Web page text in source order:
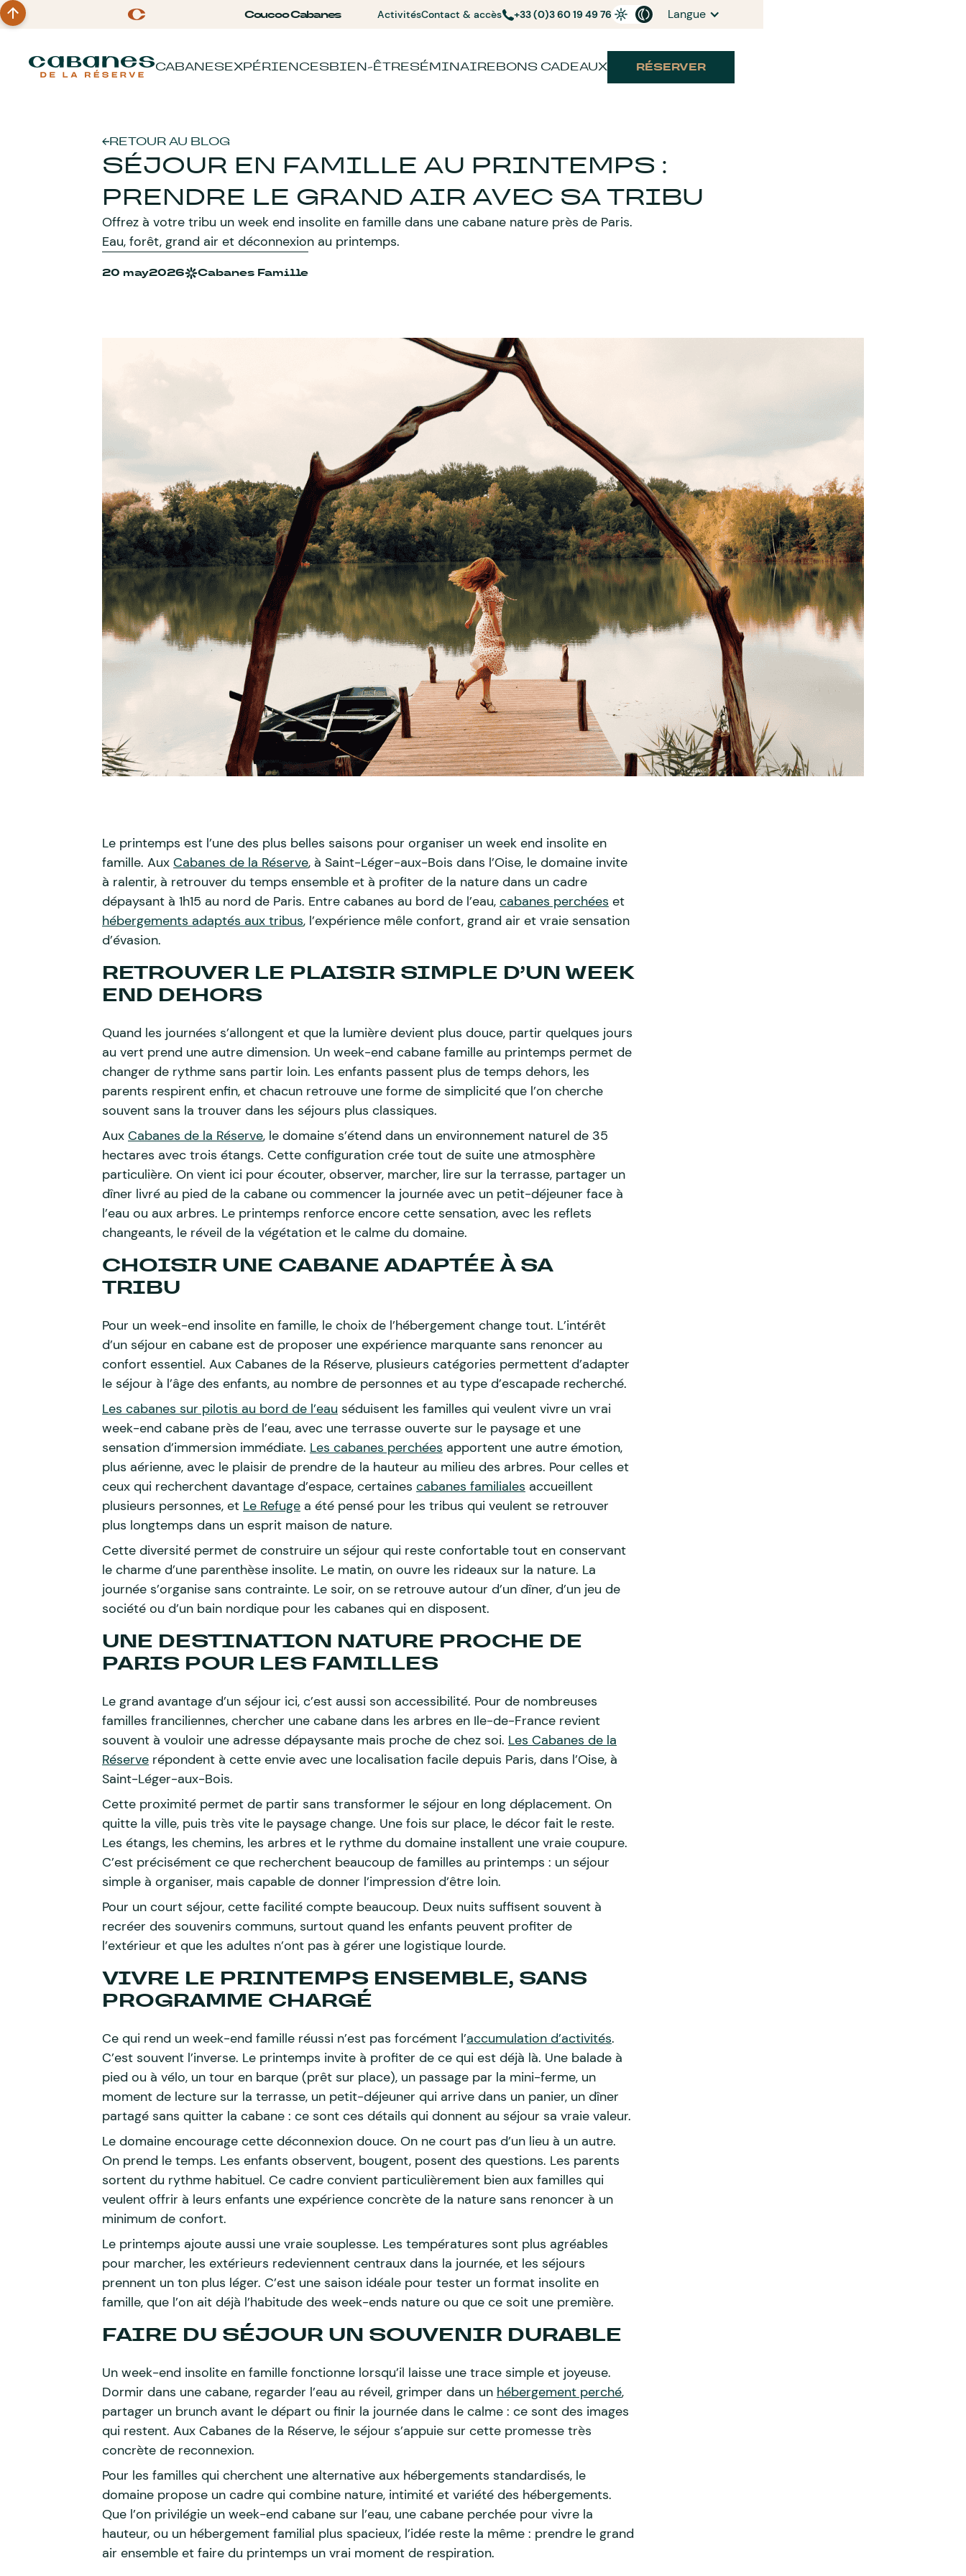
Coucoo Cabanes ActivitésContact & accès +33 (0)3 60 19 49 76 Langue
CABANESEXPÉRIENCESBIEN-ÊTRESÉMINAIREBONS CADEAUX RÉSERVER
RETOUR AU BLOG
SÉJOUR EN FAMILLE AU PRINTEMPS :
PRENDRE LE GRAND AIR AVEC SA TRIBU
Offrez à votre tribu un week end insolite en famille dans une cabane nature près de Paris.
Eau, forêt, grand air et déconnexion au printemps.
20 may2026 Cabanes Famille
Le printemps est l’une des plus belles saisons pour organiser un week end insolite en
famille. Aux Cabanes de la Réserve, à Saint-Léger-aux-Bois dans l’Oise, le domaine invite
à ralentir, à retrouver du temps ensemble et à profiter de la nature dans un cadre
dépaysant à 1h15 au nord de Paris. Entre cabanes au bord de l’eau, cabanes perchées et
hébergements adaptés aux tribus, l’expérience mêle confort, grand air et vraie sensation
d’évasion.
RETROUVER LE PLAISIR SIMPLE D’UN WEEK
END DEHORS
Quand les journées s’allongent et que la lumière devient plus douce, partir quelques jours
au vert prend une autre dimension. Un week-end cabane famille au printemps permet de
changer de rythme sans partir loin. Les enfants passent plus de temps dehors, les
parents respirent enfin, et chacun retrouve une forme de simplicité que l’on cherche
souvent sans la trouver dans les séjours plus classiques.
Aux Cabanes de la Réserve, le domaine s’étend dans un environnement naturel de 35
hectares avec trois étangs. Cette configuration crée tout de suite une atmosphère
particulière. On vient ici pour écouter, observer, marcher, lire sur la terrasse, partager un
dîner livré au pied de la cabane ou commencer la journée avec un petit-déjeuner face à
l’eau ou aux arbres. Le printemps renforce encore cette sensation, avec les reflets
changeants, le réveil de la végétation et le calme du domaine.
CHOISIR UNE CABANE ADAPTÉE À SA
TRIBU
Pour un week-end insolite en famille, le choix de l’hébergement change tout. L’intérêt
d’un séjour en cabane est de proposer une expérience marquante sans renoncer au
confort essentiel. Aux Cabanes de la Réserve, plusieurs catégories permettent d’adapter
le séjour à l’âge des enfants, au nombre de personnes et au type d’escapade recherché.
Les cabanes sur pilotis au bord de l’eau séduisent les familles qui veulent vivre un vrai
week-end cabane près de l’eau, avec une terrasse ouverte sur le paysage et une
sensation d’immersion immédiate. Les cabanes perchées apportent une autre émotion,
plus aérienne, avec le plaisir de prendre de la hauteur au milieu des arbres. Pour celles et
ceux qui recherchent davantage d’espace, certaines cabanes familiales accueillent
plusieurs personnes, et Le Refuge a été pensé pour les tribus qui veulent se retrouver
plus longtemps dans un esprit maison de nature.
Cette diversité permet de construire un séjour qui reste confortable tout en conservant
le charme d’une parenthèse insolite. Le matin, on ouvre les rideaux sur la nature. La
journée s’organise sans contrainte. Le soir, on se retrouve autour d’un dîner, d’un jeu de
société ou d’un bain nordique pour les cabanes qui en disposent.
UNE DESTINATION NATURE PROCHE DE
PARIS POUR LES FAMILLES
Le grand avantage d’un séjour ici, c’est aussi son accessibilité. Pour de nombreuses
familles franciliennes, chercher une cabane dans les arbres en Ile-de-France revient
souvent à vouloir une adresse dépaysante mais proche de chez soi. Les Cabanes de la
Réserve répondent à cette envie avec une localisation facile depuis Paris, dans l’Oise, à
Saint-Léger-aux-Bois.
Cette proximité permet de partir sans transformer le séjour en long déplacement. On
quitte la ville, puis très vite le paysage change. Une fois sur place, le décor fait le reste.
Les étangs, les chemins, les arbres et le rythme du domaine installent une vraie coupure.
C’est précisément ce que recherchent beaucoup de familles au printemps : un séjour
simple à organiser, mais capable de donner l’impression d’être loin.
Pour un court séjour, cette facilité compte beaucoup. Deux nuits suffisent souvent à
recréer des souvenirs communs, surtout quand les enfants peuvent profiter de
l’extérieur et que les adultes n’ont pas à gérer une logistique lourde.
VIVRE LE PRINTEMPS ENSEMBLE, SANS
PROGRAMME CHARGÉ
Ce qui rend un week-end famille réussi n’est pas forcément l’accumulation d’activités.
C’est souvent l’inverse. Le printemps invite à profiter de ce qui est déjà là. Une balade à
pied ou à vélo, un tour en barque (prêt sur place), un passage par la mini-ferme, un
moment de lecture sur la terrasse, un petit-déjeuner qui arrive dans un panier, un dîner
partagé sans quitter la cabane : ce sont ces détails qui donnent au séjour sa vraie valeur.
Le domaine encourage cette déconnexion douce. On ne court pas d’un lieu à un autre.
On prend le temps. Les enfants observent, bougent, posent des questions. Les parents
sortent du rythme habituel. Ce cadre convient particulièrement bien aux familles qui
veulent offrir à leurs enfants une expérience concrète de la nature sans renoncer à un
minimum de confort.
Le printemps ajoute aussi une vraie souplesse. Les températures sont plus agréables
pour marcher, les extérieurs redeviennent centraux dans la journée, et les séjours
prennent un ton plus léger. C’est une saison idéale pour tester un format insolite en
famille, que l’on ait déjà l’habitude des week-ends nature ou que ce soit une première.
FAIRE DU SÉJOUR UN SOUVENIR DURABLE
Un week-end insolite en famille fonctionne lorsqu’il laisse une trace simple et joyeuse.
Dormir dans une cabane, regarder l’eau au réveil, grimper dans un hébergement perché,
partager un brunch avant le départ ou finir la journée dans le calme : ce sont des images
qui restent. Aux Cabanes de la Réserve, le séjour s’appuie sur cette promesse très
concrète de reconnexion.
Pour les familles qui cherchent une alternative aux hébergements standardisés, le
domaine propose un cadre qui combine nature, intimité et variété des hébergements.
Que l’on privilégie un week-end cabane sur l’eau, une cabane perchée pour vivre la
hauteur, ou un hébergement familial plus spacieux, l’idée reste la même : prendre le grand
air ensemble et faire du printemps un vrai moment de respiration.